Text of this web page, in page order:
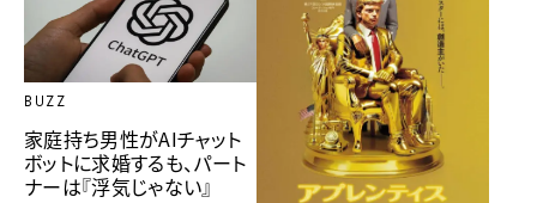
BUZZ
家庭持ち男性がAIチャット
ボットに求婚するも、パート
ナーは『浮気じゃない』